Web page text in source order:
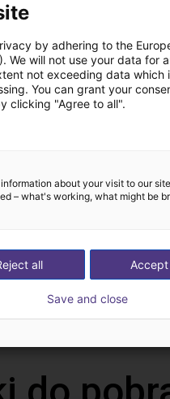
66 476,08 zł
by adhering to the
We will not use your data for
not exceeding data which
You can grant your
clicking "Agree to all".
about your visit to our
– what's working, what might be
Accept
all
Save and close